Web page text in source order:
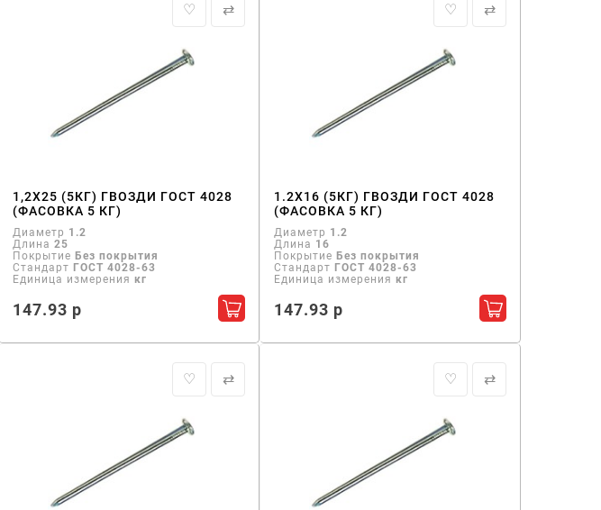
в корзину
♡ ⇄
1,2Х25 (5КГ) ГВОЗДИ ГОСТ 4028
(ФАСОВКА 5 КГ)
Диаметр 1.2
Длина 25
Покрытие Без покрытия
Стандарт ГОСТ 4028-63
Единица измерения кг
147.93 р Добавить в корзину
♡ ⇄
1.2Х16 (5КГ) ГВОЗДИ ГОСТ 4028
(ФАСОВКА 5 КГ)
Диаметр 1.2
Длина 16
Покрытие Без покрытия
Стандарт ГОСТ 4028-63
Единица измерения кг
147.93 р Добавить в
♡ ⇄ ♡ ⇄